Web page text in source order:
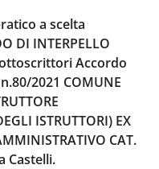
a scelta
DI INTERPELLO
Accordo
2021 COMUNE
ISTRUTTORI) EX
CAT.
Castelli.